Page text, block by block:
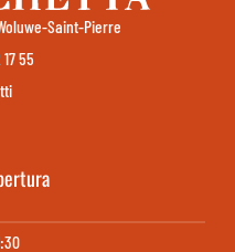
Saint-Pierre
55